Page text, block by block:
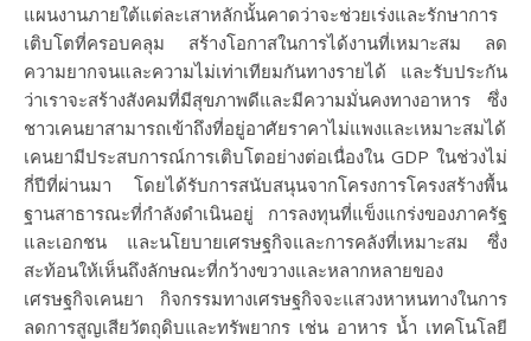
แผนงานภายใต้แต่ละเสาหลักนั้นคาดว่าจะช่วยเร่งและรักษาการ
เติบโตที่ครอบคลุม สร้างโอกาสในการได้งานที่เหมาะสม ลด
ความยากจนและความไม่เท่าเทียมกันทางรายได้ และรับประกัน
ว่าเราจะสร้างสังคมที่มีสุขภาพดีและมีความมั่นคงทางอาหาร ซึ่ง
ชาวเคนยาสามารถเข้าถึงที่อยู่อาศัยราคาไม่แพงและเหมาะสมได้
เคนยามีประสบการณ์การเติบโตอย่างต่อเนื่องใน GDP ในช่วงไม่
กี่ปีที่ผ่านมา โดยได้รับการสนับสนุนจากโครงการโครงสร้างพื้น
ฐานสาธารณะที่กำลังดำเนินอยู่ การลงทุนที่แข็งแกร่งของภาครัฐ
และเอกชน และนโยบายเศรษฐกิจและการคลังที่เหมาะสม ซึ่ง
สะท้อนให้เห็นถึงลักษณะที่กว้างขวางและหลากหลายของ
เศรษฐกิจเคนยา กิจกรรมทางเศรษฐกิจจะแสวงหาหนทางในการ
ลดการสูญเสียวัตถุดิบและทรัพยากร เช่น อาหาร น้ำ เทคโนโลยี